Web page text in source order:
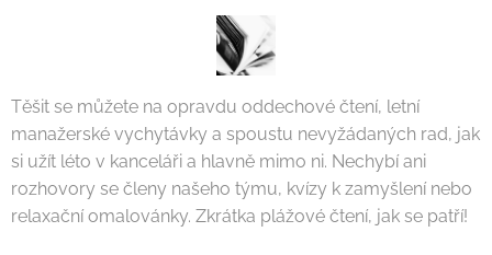
Těšit se můžete na opravdu oddechové čtení, letní
manažerské vychytávky a spoustu nevyžádaných rad, jak
si užít léto v kanceláři a hlavně mimo ni. Nechybí ani
rozhovory se členy našeho týmu, kvízy k zamyšlení nebo
relaxační omalovánky. Zkrátka plážové čtení, jak se patří!